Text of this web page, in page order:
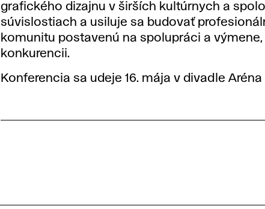
grafického dizajnu v širších kultúrnych a
súvislostiach a usiluje sa budovať
komunitu postavenú na spolupráci a výmene,
konkurencii.
Konferencia sa udeje 16. mája v divadle Aréna